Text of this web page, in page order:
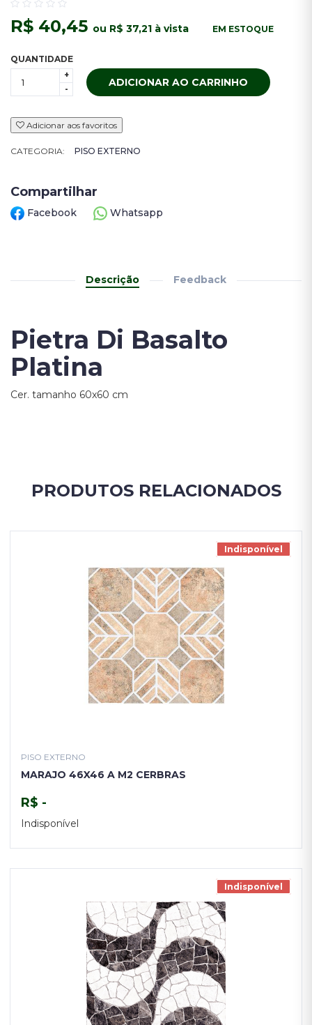
R$ 40,45 ou R$ 37,21 à vista EM ESTOQUE
QUANTIDADE
+
-
ADICIONAR AO CARRINHO
Adicionar aos favoritos
CATEGORIA: PISO EXTERNO
Compartilhar
Facebook Whatsapp
Descrição Feedback
Pietra Di Basalto
Platina
Cer. tamanho 60x60 cm
PRODUTOS RELACIONADOS
Indisponível
PISO EXTERNO
MARAJO 46X46 A M2 CERBRAS
R$ -
Indisponível
Indisponível